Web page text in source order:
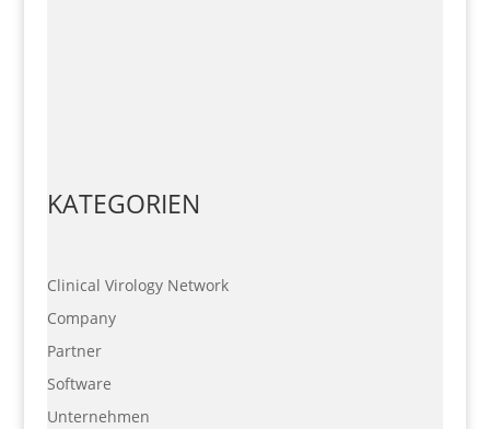
KATEGORIEN
Clinical Virology Network
Company
Partner
Software
Unternehmen